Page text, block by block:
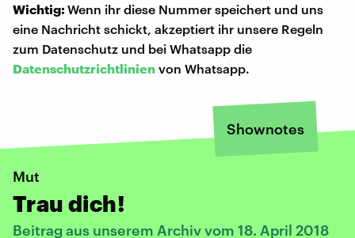
Wichtig:Wenn ihr diese Nummer speichert und uns
eine Nachricht schickt, akzeptiert ihr unsere Regeln
zum Datenschutz und bei Whatsapp die
Datenschutzrichtlinien von Whatsapp.
Shownotes
Mut
Trau dich!
Beitrag aus unserem Archiv vom 18. April 2018